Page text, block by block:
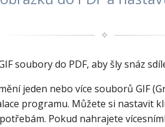
✧
soubory do PDF, aby šly snáz
jeden nebo více souborů GIF
programu. Můžete si nastavit
Pokud nahrajete